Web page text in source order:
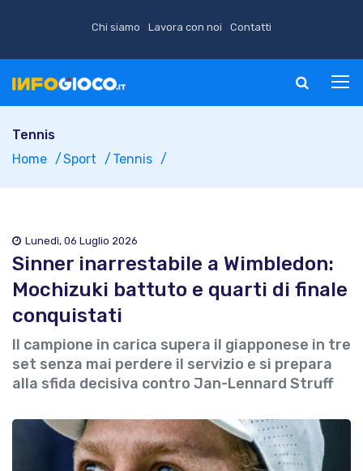
Chi siamo Lavora con noi Contatti
Tennis
Home
Sport Tennis
Lunedì, 06 Luglio 2026
Sinner inarrestabile a Wimbledon:
Mochizuki battuto e quarti di finale
conquistati
Il campione in carica supera il giapponese in tre
set senza mai perdere il servizio e si prepara
alla sfida decisiva contro Jan-Lennard Struff